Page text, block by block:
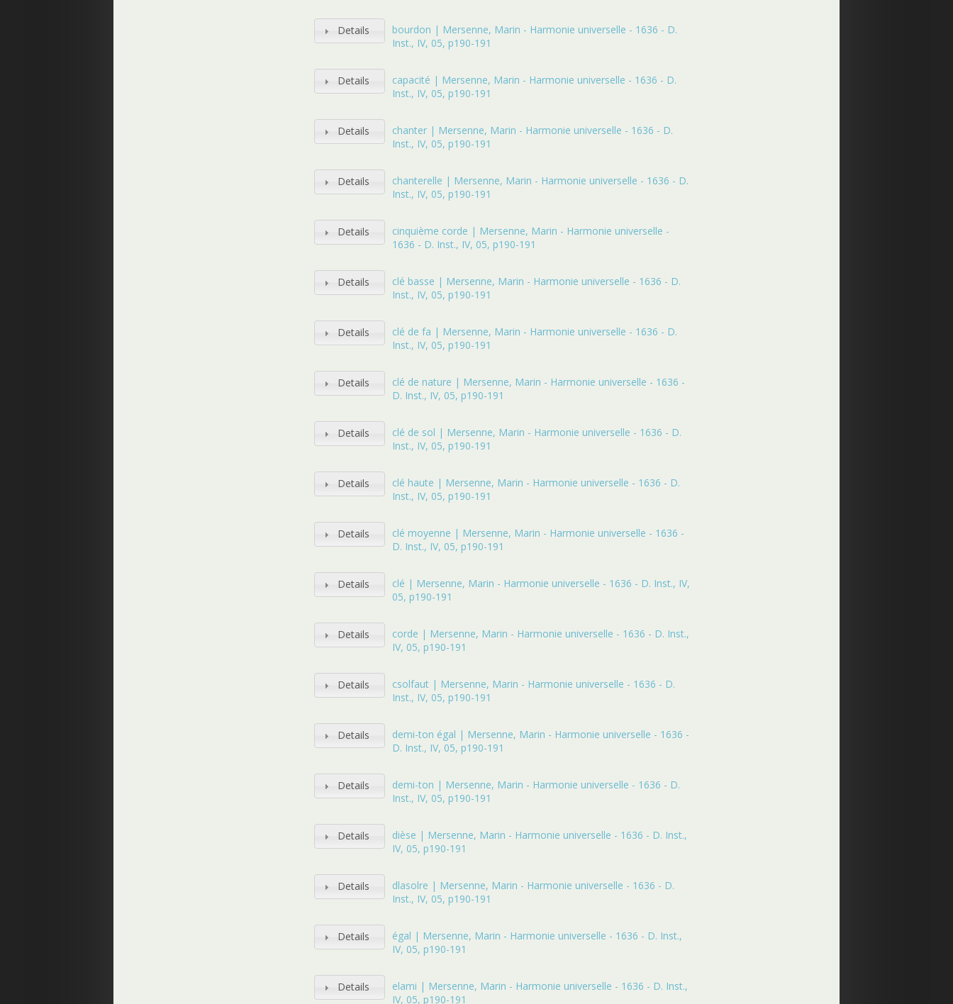
Details
bourdon | Mersenne, Marin - Harmonie universelle - 1636 - D.
Inst., IV, 05, p190-191
Details
capacité | Mersenne, Marin - Harmonie universelle - 1636 - D.
Inst., IV, 05, p190-191
Details
chanter | Mersenne, Marin - Harmonie universelle - 1636 - D.
Inst., IV, 05, p190-191
Details
chanterelle | Mersenne, Marin - Harmonie universelle - 1636 - D.
Inst., IV, 05, p190-191
Details
cinquième corde | Mersenne, Marin - Harmonie universelle -
1636 - D. Inst., IV, 05, p190-191
Details
clé basse | Mersenne, Marin - Harmonie universelle - 1636 - D.
Inst., IV, 05, p190-191
Details
clé de fa | Mersenne, Marin - Harmonie universelle - 1636 - D.
Inst., IV, 05, p190-191
Details
clé de nature | Mersenne, Marin - Harmonie universelle - 1636 -
D. Inst., IV, 05, p190-191
Details
clé de sol | Mersenne, Marin - Harmonie universelle - 1636 - D.
Inst., IV, 05, p190-191
Details
clé haute | Mersenne, Marin - Harmonie universelle - 1636 - D.
Inst., IV, 05, p190-191
Details
clé moyenne | Mersenne, Marin - Harmonie universelle - 1636 -
D. Inst., IV, 05, p190-191
Details
clé | Mersenne, Marin - Harmonie universelle - 1636 - D. Inst., IV,
05, p190-191
Details
corde | Mersenne, Marin - Harmonie universelle - 1636 - D. Inst.,
IV, 05, p190-191
Details
csolfaut | Mersenne, Marin - Harmonie universelle - 1636 - D.
Inst., IV, 05, p190-191
Details
demi-ton égal | Mersenne, Marin - Harmonie universelle - 1636 -
D. Inst., IV, 05, p190-191
Details
demi-ton | Mersenne, Marin - Harmonie universelle - 1636 - D.
Inst., IV, 05, p190-191
Details
dièse | Mersenne, Marin - Harmonie universelle - 1636 - D. Inst.,
IV, 05, p190-191
Details
dlasolre | Mersenne, Marin - Harmonie universelle - 1636 - D.
Inst., IV, 05, p190-191
Details
égal | Mersenne, Marin - Harmonie universelle - 1636 - D. Inst.,
IV, 05, p190-191
Details
elami | Mersenne, Marin - Harmonie universelle - 1636 - D. Inst.,
IV, 05, p190-191